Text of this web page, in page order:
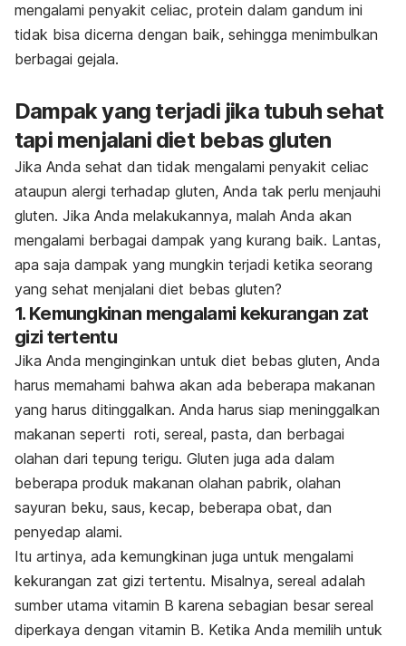
mengalami penyakit celiac, protein dalam gandum ini
tidak bisa dicerna dengan baik, sehingga menimbulkan
berbagai gejala.
Dampak yang terjadi jika tubuh sehat
tapi menjalani diet bebas gluten
Jika Anda sehat dan tidak mengalami penyakit celiac
ataupun alergi terhadap gluten, Anda tak perlu menjauhi
gluten. Jika Anda melakukannya, malah Anda akan
mengalami berbagai dampak yang kurang baik. Lantas,
apa saja dampak yang mungkin terjadi ketika seorang
yang sehat menjalani diet bebas gluten?
1. Kemungkinan mengalami kekurangan zat
gizi tertentu
Jika Anda menginginkan untuk diet bebas gluten, Anda
harus memahami bahwa akan ada beberapa makanan
yang harus ditinggalkan. Anda harus siap meninggalkan
makanan seperti roti, sereal, pasta, dan berbagai
olahan dari tepung terigu. Gluten juga ada dalam
beberapa produk makanan olahan pabrik, olahan
sayuran beku, saus, kecap, beberapa obat, dan
penyedap alami.
Itu artinya, ada kemungkinan juga untuk mengalami
kekurangan zat gizi tertentu. Misalnya, sereal adalah
sumber utama vitamin B karena sebagian besar sereal
diperkaya dengan vitamin B. Ketika Anda memilih untuk